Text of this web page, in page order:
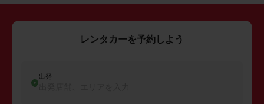
レンタカーを予約しよう
出発